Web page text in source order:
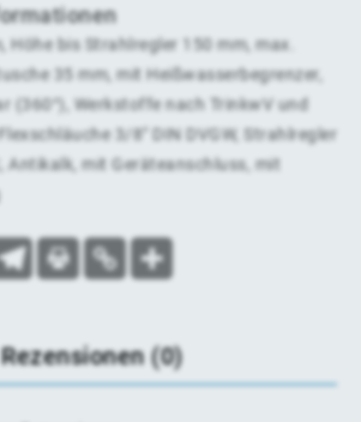
Höhe bis Strahlregler 150 mm, max.
35 mm, mit Heißwasserbegrenzer,
(360°), Werkstoffe nach TrinkwV und
3/8" DIN DVGW, Strahlregler
Antikalk, mit Geräteanschluss, mit
Rezensionen (0)